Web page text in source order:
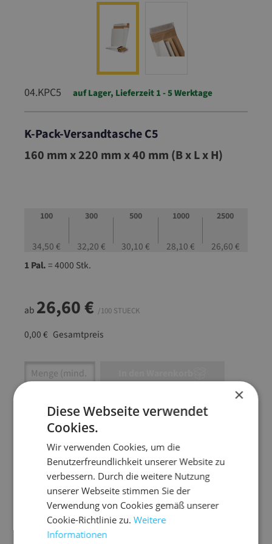
04.KPC5 auf Lager, Lieferzeit 1 - 5 Werktage
K-Pack-Versandtasche C5
04.KPC5
160 mm x 220 mm x 40 mm (B x L x H)
100
34,50 €
300
32,20 €
500
30,10 €
1000
28,10 €
2500
26,60 €
1 Pal.= 4000 Stk.
ab 26,60 € /100 STUECK
0,00 € Gesamtpreis
Artikel Anzahl: Gib den gewünschten Wert
Artikel anfragen
Artikelinformationen
Die C5 K-Pack Versandtasche überzeugt durch
ihre handliche Größe und ökologische Bauweise.
Sie eignet sich ideal für Karten, kleine Bücher
×
Diese Webseite verwendet
Cookies.
Wir verwenden Cookies, um die
Benutzerfreundlichkeit unserer Website zu
verbessern. Durch die weitere Nutzung
unserer Webseite stimmen Sie der
Verwendung von Cookies gemäß unserer
Cookie-Richtlinie zu.Weitere
Informationen